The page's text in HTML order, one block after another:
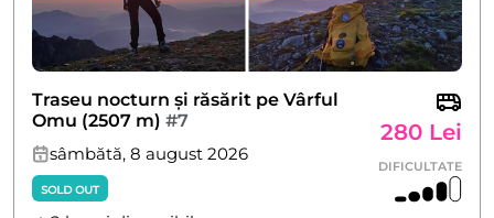
Traseu nocturn și răsărit pe Vârful
Omu (2507 m) #7
sâmbătă, 8 august 2026
SOLD OUT
280 Lei
DIFICULTATE